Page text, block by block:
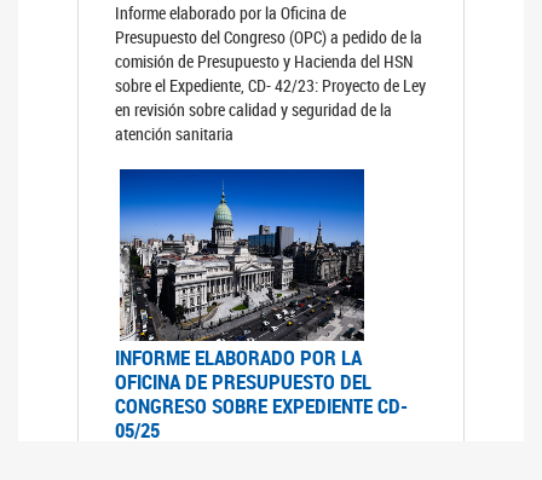
Informe elaborado por la Oficina de
Presupuesto del Congreso (OPC) a pedido de la
comisión de Presupuesto y Hacienda del HSN
sobre el Expediente, CD- 42/23: Proyecto de Ley
en revisión sobre calidad y seguridad de la
atención sanitaria
INFORME ELABORADO POR LA
OFICINA DE PRESUPUESTO DEL
CONGRESO SOBRE EXPEDIENTE CD-
05/25